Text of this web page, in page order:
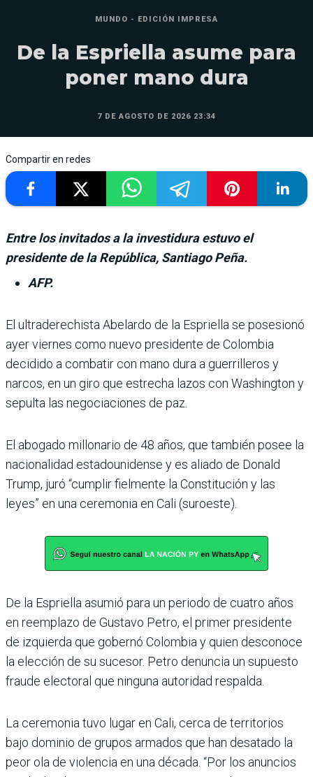
MUNDO - EDICIÓN IMPRESA
De la Espriella asume para
poner mano dura
7 DE AGOSTO DE 2026 23:34
Compartir en redes
Entre los invitados a la investidura estuvo el
presidente de la República, Santiago Peña.
AFP.
El ultraderechista Abe­lardo de la Espriella se posesionó
ayer viernes como nuevo presi­dente de Colombia
decidido a combatir con mano dura a guerrilleros y
narcos, en un giro que estrecha lazos con Washington y
sepulta las negociaciones de paz.
El abogado millonario de 48 años, que también posee la
nacionalidad estadouni­dense y es aliado de Donald
Trump, juró “cumplir fiel­mente la Constitución y las
leyes” en una ceremonia en Cali (suroeste).
De la Espriella asumió para un periodo de cuatro años
en reemplazo de Gustavo Petro, el primer presidente
de izquierda que gobernó Colombia y quien desconoce
la elección de su sucesor. Petro denuncia un supuesto
fraude electoral que ninguna autoridad respalda.
La ceremonia tuvo lugar en Cali, cerca de territorios
bajo dominio de grupos armados que han desatado la
peor ola de violencia en una década. “Por los anuncios